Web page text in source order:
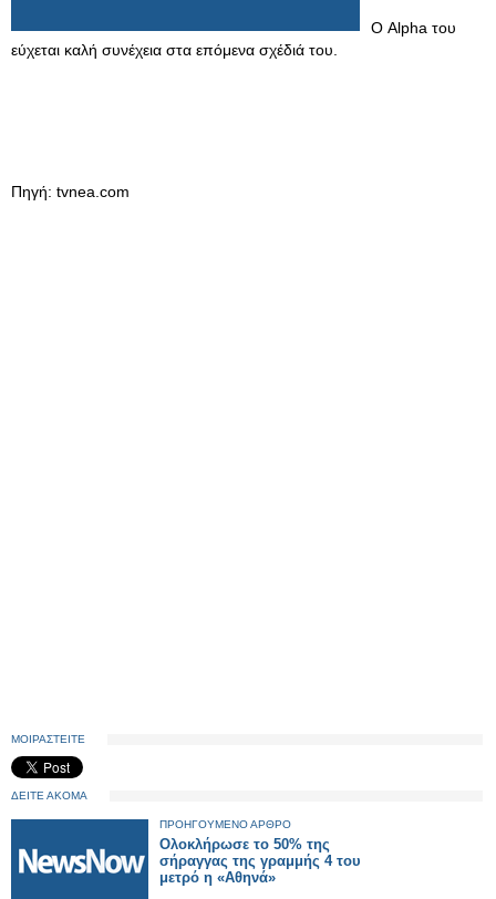
Ο Alpha του
εύχεται καλή συνέχεια στα επόμενα σχέδιά του.
Πηγή: tvnea.com
ΜΟΙΡΑΣΤΕΙΤΕ
ΔΕΙΤΕ ΑΚΟΜΑ
ΠΡΟΗΓΟΥΜΕΝΟ ΑΡΘΡΟ
Ολοκλήρωσε το 50% της
σήραγγας της γραμμής 4 του
μετρό η «Αθηνά»